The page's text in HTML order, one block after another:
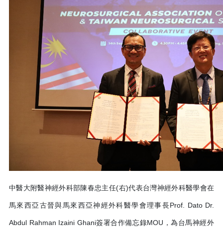
中醫大附醫神經外科部陳春忠主任(右)代表台灣神經外科醫學會在
馬來西亞古晉與馬來西亞神經外科醫學會理事長Prof. Dato Dr.
Abdul Rahman Izaini Ghani簽署合作備忘錄MOU，為台馬神經外